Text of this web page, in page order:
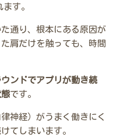
す。
通り、根本にある原因が
肩だけを触っても、時間
ンドでアプリが動き続
です。
神経）がうまく働きにく
てしまいます。